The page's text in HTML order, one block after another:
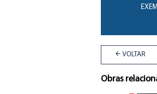
VOLTAR
Obras